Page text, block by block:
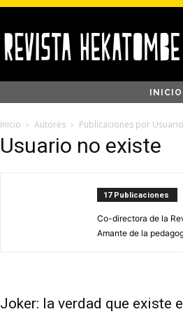
INICIO
Inicio Autores Publicaciones por
Usuario no existe
17 Publicaciones
Co-directora de la
Amante de la
Joker: la verdad que existe